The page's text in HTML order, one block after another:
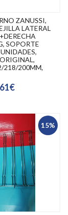
ZANUSSI,
LATERAL
SOPORTE
218/200MM,
15%